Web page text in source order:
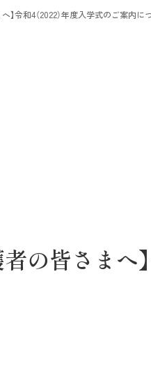
】令和4（2022）年度入学式のご案内に
の皆さまへ